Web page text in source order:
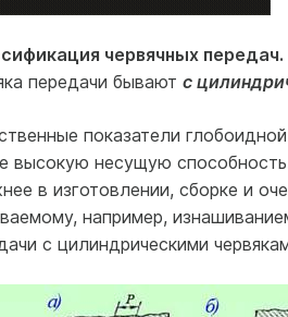
червячных передач.
передачи бывают с
показатели
высокую несущую
в изготовлении, сборке и
например,
с цилиндрическими